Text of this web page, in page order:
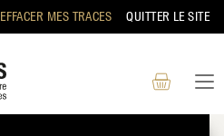
EFFACER MES TRACES QUITTER LE SITE